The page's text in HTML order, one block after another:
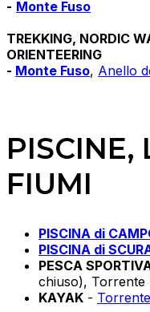
- Monte Fuso
TREKKING, NORDIC
ORIENTEERING
- Monte Fuso, Anello
PISCINE,
FIUMI
PISCINA di
PISCINA di
PESCA
chiuso), Torrente
KAYAK -